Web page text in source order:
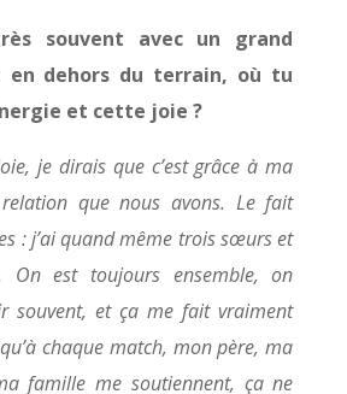
souvent avec un grand
en dehors du terrain, où tu
et cette joie ?
je dirais que c’est grâce à ma
que nous avons. Le fait
: j’ai quand même trois sœurs et
On est toujours ensemble, on
souvent, et ça me fait vraiment
chaque match, mon père, ma
famille me soutiennent, ça ne